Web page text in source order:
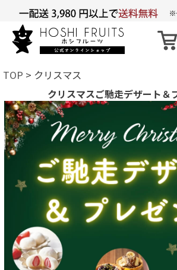
TOP
クリスマス
クリスマスご馳走デザート＆